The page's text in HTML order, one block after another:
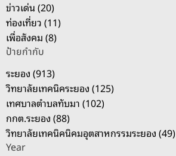
ข่าวเด่น (20)
ท่องเที่ยว (11)
เพื่อสังคม (8)
ป้ายกำกับ
ระยอง (913)
วิทยาลัยเทคนิคระยอง (125)
เทศบาลตำบลทับมา (102)
กกต.ระยอง (88)
วิทยาลัยเทคนิคนิคมอุตสาหกรรมระยอง (49)
Year